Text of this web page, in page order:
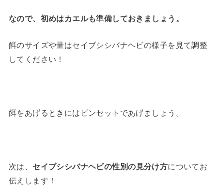
なので、初めはカエルも準備しておきましょう。
餌のサイズや量はセイブシシバナヘビの様子を見て調整
してください！
餌をあげるときにはピンセットであげましょう。
次は、 セイブシシバナヘビの性別の見分け方についてお
伝えします！